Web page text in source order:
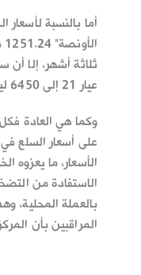
أما بالنسبة
ثلاثة أشهر، إلا
عيار 21 إلى 6450 ليرة، متأثراً بسعر الدولار.
وكما هي العادة
على أسعار السلع
الأسعار، ما يعزوه
الاستفادة من
بالعملة المحلية،
المراقبين بأن